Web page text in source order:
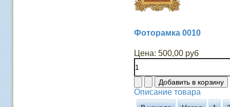
Фоторамка 0010
Цена: 500,00 руб
Описание товара